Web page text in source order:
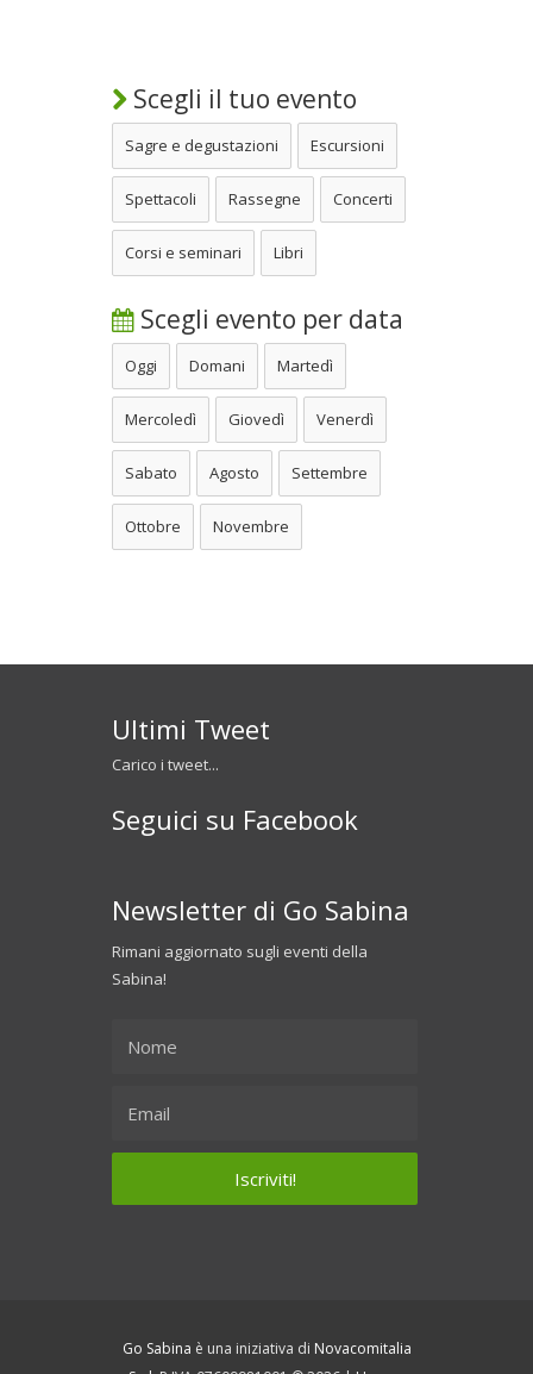
Scegli il tuo evento
Sagre e degustazioni Escursioni
Spettacoli Rassegne Concerti
Corsi e seminari Libri
Scegli evento per data
Oggi Domani Martedì
Mercoledì Giovedì Venerdì
Sabato Agosto Settembre
Ottobre Novembre
Ultimi Tweet
Carico i tweet...
Seguici su Facebook
Newsletter di Go Sabina
Rimani aggiornato sugli eventi della
Sabina!
Go Sabina è una iniziativa di Novacomitalia